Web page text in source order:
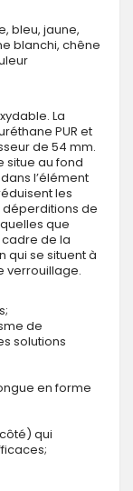
bleu, jaune,
blanchi, chêne
La
PUR et
de 54 mm.
situe au fond
l’élément
les
de
que
de la
qui se situent à
verrouillage.
de
solutions
en forme
qui